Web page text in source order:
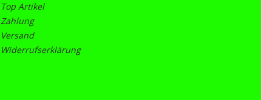
Top Artikel
Zahlung
Versand
Widerrufserklärung